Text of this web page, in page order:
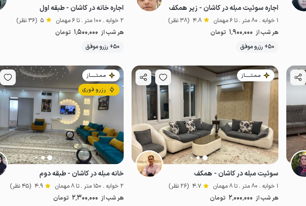
اقتصادی موقعیت در نقشه
اجاره سوئیت مبله در کاشان - زیر همکف
1 خوابه . 80 متر . تا 6 مهمان 4.8 (38 نظر)
هر شب از 1٬900٬000 تومان
50+ رزرو موفق
موقعیت در نقشه
اجاره خانه در کاشان - طبقه اول
2 خوابه . 100 متر . تا 6 مهمان 5 (36 نظر)
هر شب از 1٬500٬000 تومان
50+ رزرو موفق
مـمـتــــــاز
سوئیت مبله در کاشان - همکف
1 خوابه . 80 متر . تا 8 مهمان 4.7 (26 نظر)
هر شب از 2٬000٬000 تومان
مـمـتــــــاز
رزرو فوری
خانه مبله در کاشان - طبقه دوم
2 خوابه . 150 متر . تا 8 مهمان 4.9 (45 نظر)
هر شب از 2٬300٬000 تومان